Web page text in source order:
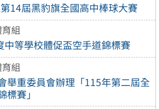
14屆黑豹旗全國高中棒球大賽
組
中等學校體促盃空手道錦標賽
組
舉重委員會辦理「115年第二屆全
賽」